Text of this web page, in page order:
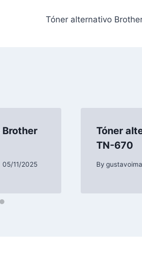
Tóner alternativo
05/11/2025
Tóner
TN-670
By